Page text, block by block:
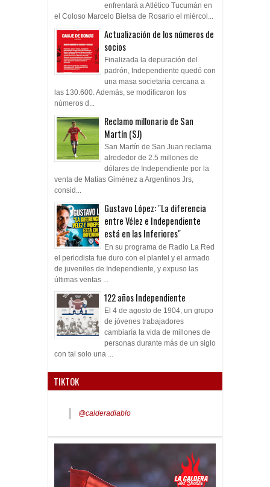
enfrentará a Atlético Tucumán en
el Coloso Marcelo Bielsa de Rosario el miércol...
Actualización de los números de
socios
Finalizada la depuración del
padrón, Independiente quedó con
una masa societaria cercana a
las 130.600. Además, se modificaron los
números d...
Reclamo millonario de San
Martín (SJ)
San Martín de San Juan reclama
alrededor de 2.5 millones de
dólares de Independiente por la
venta de Matías Giménez a Argentinos Jrs,
consid...
Gustavo López: "La diferencia
entre Vélez e Independiente
está en las Inferiores"
En su programa de Radio La Red
el periodista fue duro con el plantel y el armado
de juveniles de Independiente, y expuso las
últimas ventas ...
122 años Independiente
El 4 de agosto de 1904, un grupo
de jóvenes trabajadores
cambiaría la vida de millones de
personas durante más de un siglo
con tal solo una ...
TIKTOK
@calderadiablo